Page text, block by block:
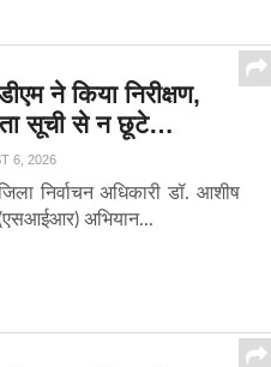
ने किया निरीक्षण,
सूची से न छूटे…
6, 2026
निर्वाचन अधिकारी डॉ. आशीष
(एसआईआर) अभियान...